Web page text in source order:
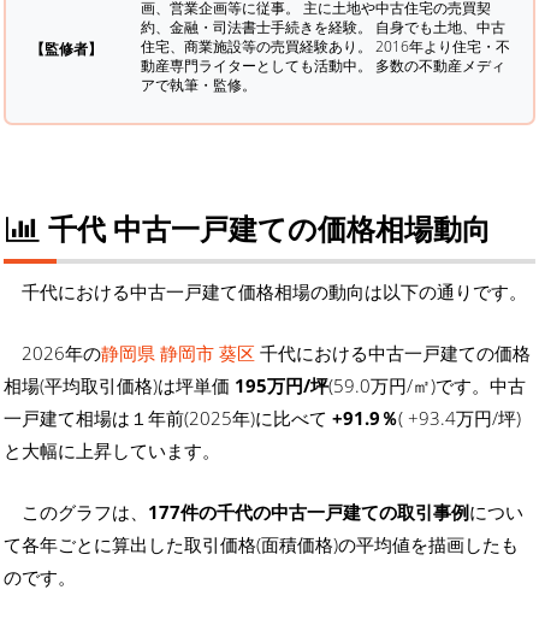
【監修者】
画、営業企画等に従事。 主に土地や中古住宅の売買契
約、金融・司法書士手続きを経験。 自身でも土地、中古
住宅、商業施設等の売買経験あり。 2016年より住宅・不
動産専門ライターとしても活動中。 多数の不動産メディ
アで執筆・監修。
千代 中古一戸建ての価格相場動向
千代における中古一戸建て価格相場の動向は以下の通りです。
2026年の静岡県 静岡市 葵区 千代における中古一戸建ての価格
相場(平均取引価格)は坪単価 195万円/坪(59.0万円/㎡)です。中古
一戸建て相場は１年前(2025年)に比べて +91.9％( +93.4万円/坪)
と大幅に上昇しています。
このグラフは、 177件の千代の中古一戸建ての取引事例につい
て各年ごとに算出した取引価格(面積価格)の平均値を描画したも
のです。